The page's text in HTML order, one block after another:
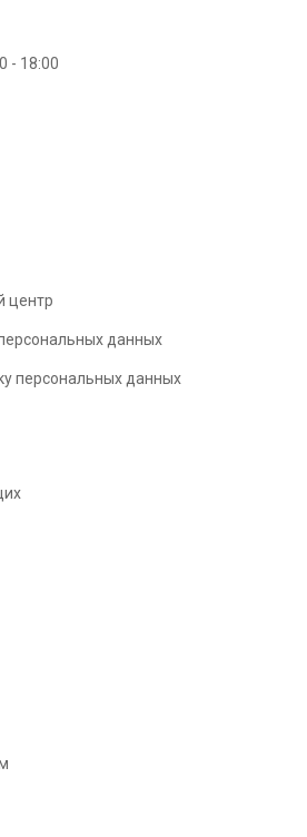
- 18:00
центр
данных
персональных данных